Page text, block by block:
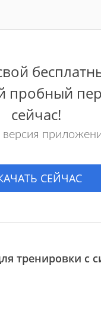
пробный
сейчас!
версия
СЕЙЧАС
тренировки с